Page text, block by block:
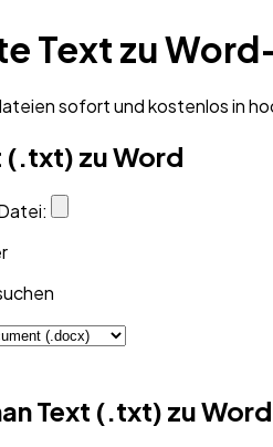
Text zu
sofort und kostenlos in
(.txt) zu Word
Text (.txt) zu Word